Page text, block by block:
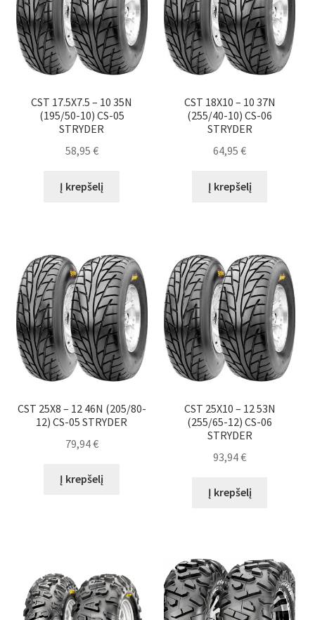
CST 17.5X7.5 – 10 35N
(195/50-10) CS-05
STRYDER
58,95 €
Į krepšelį
CST 18X10 – 10 37N
(255/40-10) CS-06
STRYDER
64,95€
Į krepšelį
CST 25X8 – 12 46N (205/80-
12) CS-05 STRYDER
79,94€
Į krepšelį
CST 25X10 – 12 53N
(255/65-12) CS-06
STRYDER
93,94€
Į krepšelį